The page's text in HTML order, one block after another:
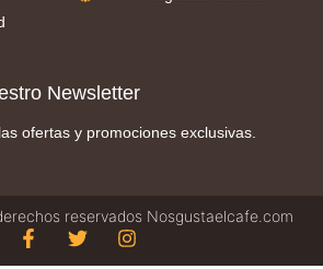
Newsletter
ofertas y promociones exclusivas.
reservados Nosgustaelcafe.com